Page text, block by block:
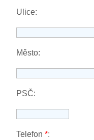
Ulice:
Město:
PSČ:
Telefon*: